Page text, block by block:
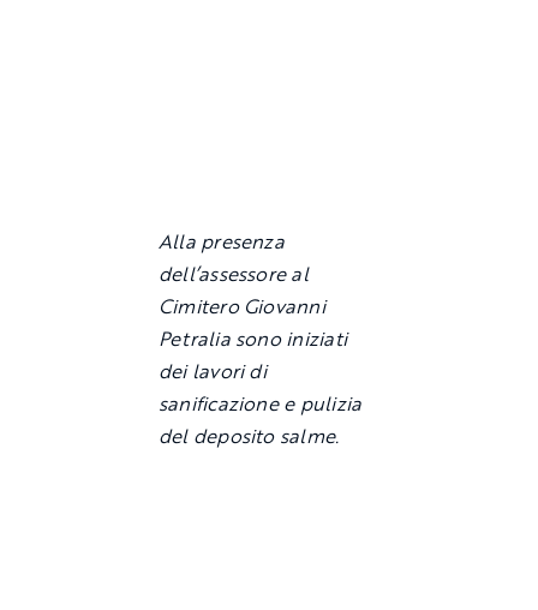
Alla presenza
dell’assessore al
Cimitero Giovanni
Petralia sono iniziati
dei lavori di
sanificazione e pulizia
del deposito salme.